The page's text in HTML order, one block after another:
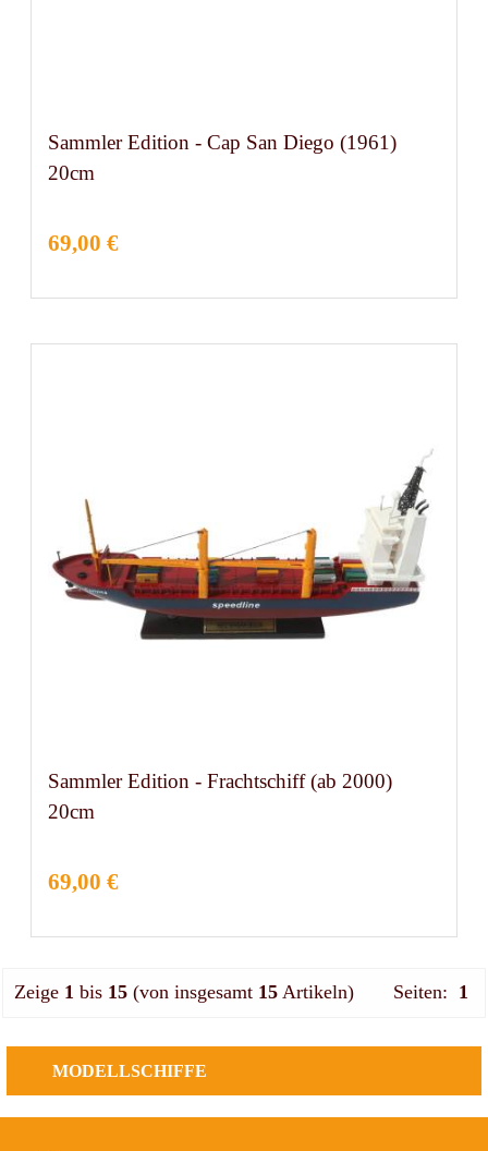
Sammler Edition - Cap San Diego (1961)
20cm
69,00 €
Sammler Edition - Frachtschiff (ab 2000)
20cm
69,00 €
Zeige 1 bis 15(von insgesamt 15Artikeln) Seiten: 1
MODELLSCHIFFE